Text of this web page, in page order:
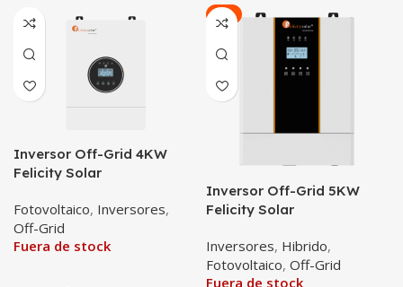
Inversor Off-Grid 4KW
Felicity Solar
Fotovoltaico, Inversores,
Off-Grid
Fuera de stock
-6%
Inversor Off-Grid 5KW
Felicity Solar
Inversores, Hibrido,
Fotovoltaico, Off-Grid
Fuera de stock